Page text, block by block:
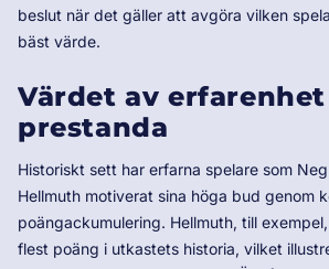
beslut när det gäller att avgöra vilken
bäst värde.
Värdet av
prestanda
Historiskt sett har erfarna spelare som
Hellmuth motiverat sina höga bud genom
poängackumulering. Hellmuth, till
flest poäng i utkastets historia, vilket